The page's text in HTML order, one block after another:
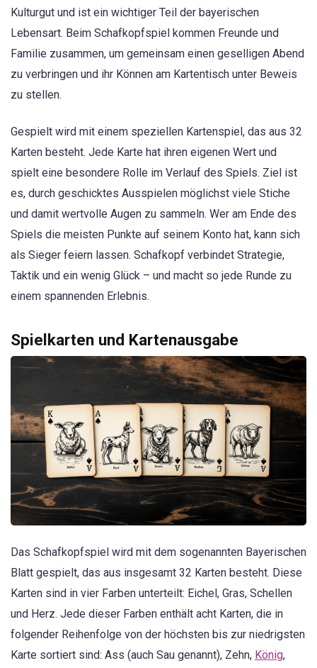
Kulturgut und ist ein wichtiger Teil der bayerischen
Lebensart. Beim Schafkopfspiel kommen Freunde und
Familie zusammen, um gemeinsam einen geselligen Abend
zu verbringen und ihr Können am Kartentisch unter Beweis
zu stellen.
Gespielt wird mit einem speziellen Kartenspiel, das aus 32
Karten besteht. Jede Karte hat ihren eigenen Wert und
spielt eine besondere Rolle im Verlauf des Spiels. Ziel ist
es, durch geschicktes Ausspielen möglichst viele Stiche
und damit wertvolle Augen zu sammeln. Wer am Ende des
Spiels die meisten Punkte auf seinem Konto hat, kann sich
als Sieger feiern lassen. Schafkopf verbindet Strategie,
Taktik und ein wenig Glück – und macht so jede Runde zu
einem spannenden Erlebnis.
Spielkarten und Kartenausgabe
Das Schafkopfspiel wird mit dem sogenannten Bayerischen
Blatt gespielt, das aus insgesamt 32 Karten besteht. Diese
Karten sind in vier Farben unterteilt: Eichel, Gras, Schellen
und Herz. Jede dieser Farben enthält acht Karten, die in
folgender Reihenfolge von der höchsten bis zur niedrigsten
Karte sortiert sind: Ass (auch Sau genannt), Zehn, König,